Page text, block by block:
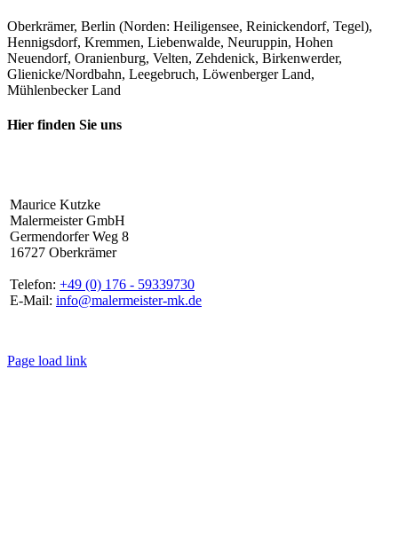
Oberkrämer, Berlin (Norden: Heiligensee, Reinickendorf, Tegel),
Hennigsdorf, Kremmen, Liebenwalde, Neuruppin, Hohen
Neuendorf, Oranienburg, Velten, Zehdenick, Birkenwerder,
Glienicke/Nordbahn, Leegebruch, Löwenberger Land,
Mühlenbecker Land
Hier finden Sie uns
Maurice Kutzke
Malermeister GmbH
Germendorfer Weg 8
16727 Oberkrämer
Telefon: +49 (0) 176 - 59339730
E-Mail: info@malermeister-mk.de
Page load link